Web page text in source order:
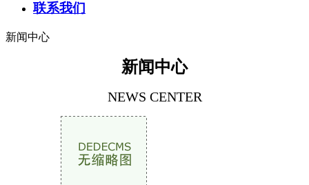
联系我们
新闻中心
新闻中心
NEWS CENTER